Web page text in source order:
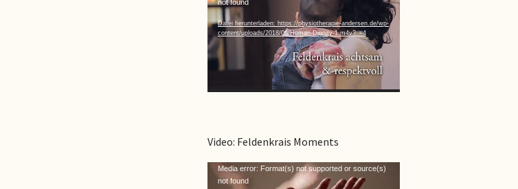
Player
not found
Datei herunterladen: https://physiotherapie-andersen.de/wp-
content/uploads/2018/06/Human-Dignity-1.m4v?_=4
Video: Feldenkrais Moments
Video-
Player
Media error: Format(s) not supported or source(s)
not found